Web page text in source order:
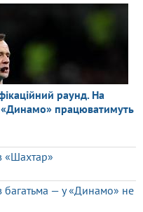
раунд. На
працюватимуть
«Шахтар»
багатьма — у «Динамо» не